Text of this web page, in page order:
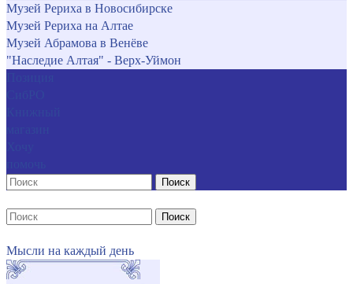
Музей Рериха в Новосибирске
Музей Рериха на Алтае
Музей Абрамова в Венёве
"Наследие Алтая" - Верх-Уймон
Поиск
Поиск
Мысли на каждый день